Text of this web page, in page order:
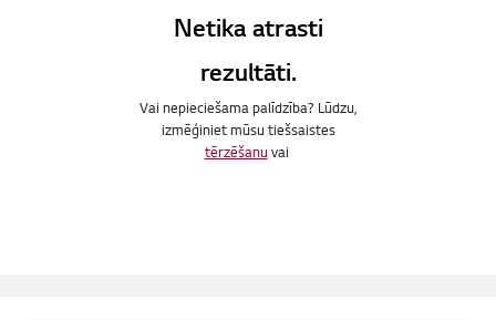
Netika atrasti
rezultāti.
Vai nepieciešama palīdzība? Lūdzu,
izmēģiniet mūsu tiešsaistes
tērzēšanuvai